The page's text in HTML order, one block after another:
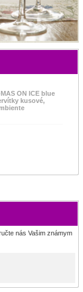
ON ICE blue
kusové,
nás Vašim známym